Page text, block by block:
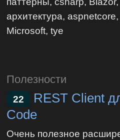
архитектура,
Microsoft, tye
Полезности
22
REST Client
Code
Очень полезное